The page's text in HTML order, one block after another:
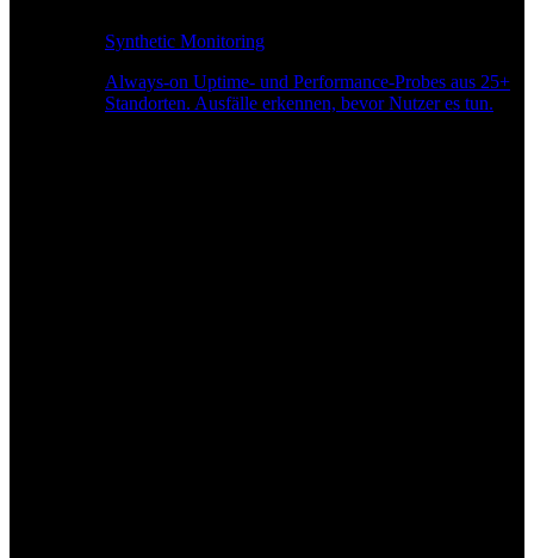
Synthetic Monitoring
Always-on Uptime- und Performance-Probes aus 25+
Standorten. Ausfälle erkennen, bevor Nutzer es tun.